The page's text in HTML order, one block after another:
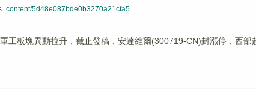
5d48e087bde0b3270a21cfa5
工板塊異動拉升，截止發稿，安達維爾(300719-CN)封漲停，西